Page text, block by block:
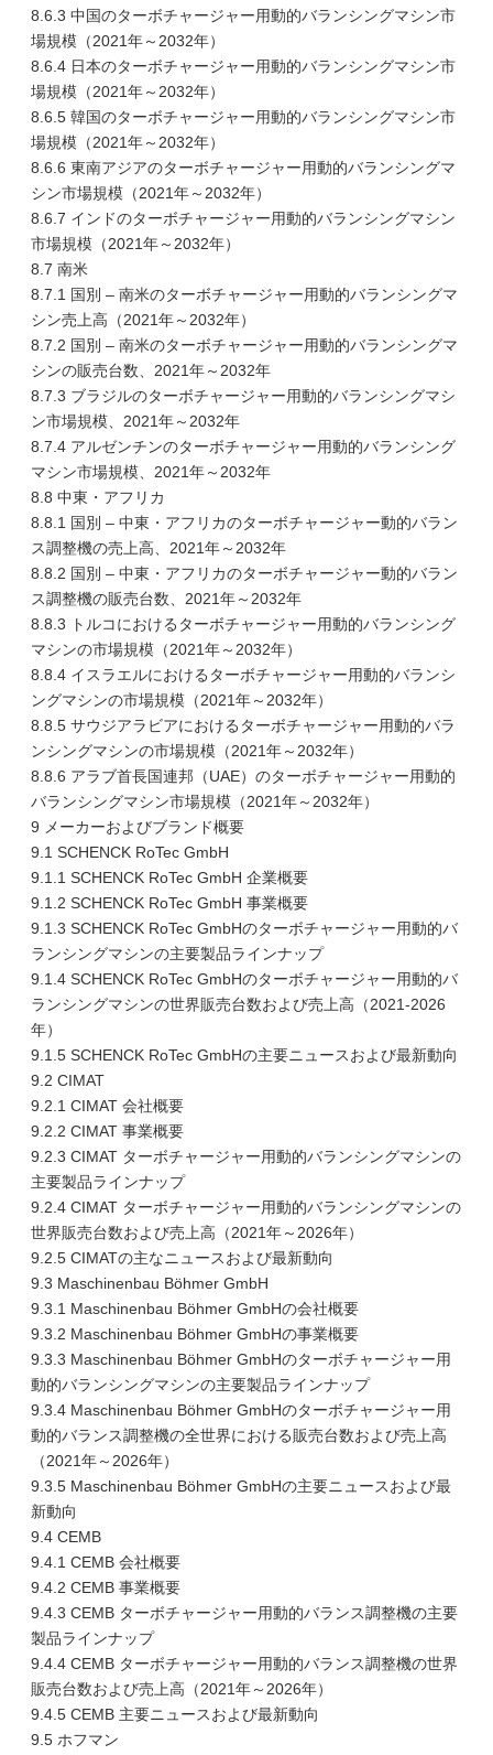
8.6.3 中国のターボチャージャー用動的バランシングマシン市
場規模（2021年～2032年）
8.6.4 日本のターボチャージャー用動的バランシングマシン市
場規模（2021年～2032年）
8.6.5 韓国のターボチャージャー用動的バランシングマシン市
場規模（2021年～2032年）
8.6.6 東南アジアのターボチャージャー用動的バランシングマ
シン市場規模（2021年～2032年）
8.6.7 インドのターボチャージャー用動的バランシングマシン
市場規模（2021年～2032年）
8.7 南米
8.7.1 国別 – 南米のターボチャージャー用動的バランシングマ
シン売上高（2021年～2032年）
8.7.2 国別 – 南米のターボチャージャー用動的バランシングマ
シンの販売台数、2021年～2032年
8.7.3 ブラジルのターボチャージャー用動的バランシングマシ
ン市場規模、2021年～2032年
8.7.4 アルゼンチンのターボチャージャー用動的バランシング
マシン市場規模、2021年～2032年
8.8 中東・アフリカ
8.8.1 国別 – 中東・アフリカのターボチャージャー動的バラン
ス調整機の売上高、2021年～2032年
8.8.2 国別 – 中東・アフリカのターボチャージャー動的バラン
ス調整機の販売台数、2021年～2032年
8.8.3 トルコにおけるターボチャージャー用動的バランシング
マシンの市場規模（2021年～2032年）
8.8.4 イスラエルにおけるターボチャージャー用動的バランシ
ングマシンの市場規模（2021年～2032年）
8.8.5 サウジアラビアにおけるターボチャージャー用動的バラ
ンシングマシンの市場規模（2021年～2032年）
8.8.6 アラブ首長国連邦（UAE）のターボチャージャー用動的
バランシングマシン市場規模（2021年～2032年）
9 メーカーおよびブランド概要
9.1 SCHENCK RoTec GmbH
9.1.1 SCHENCK RoTec GmbH 企業概要
9.1.2 SCHENCK RoTec GmbH 事業概要
9.1.3 SCHENCK RoTec GmbHのターボチャージャー用動的バ
ランシングマシンの主要製品ラインナップ
9.1.4 SCHENCK RoTec GmbHのターボチャージャー用動的バ
ランシングマシンの世界販売台数および売上高（2021-2026
年）
9.1.5 SCHENCK RoTec GmbHの主要ニュースおよび最新動向
9.2 CIMAT
9.2.1 CIMAT 会社概要
9.2.2 CIMAT 事業概要
9.2.3 CIMAT ターボチャージャー用動的バランシングマシンの
主要製品ラインナップ
9.2.4 CIMAT ターボチャージャー用動的バランシングマシンの
世界販売台数および売上高（2021年～2026年）
9.2.5 CIMATの主なニュースおよび最新動向
9.3 Maschinenbau Böhmer GmbH
9.3.1 Maschinenbau Böhmer GmbHの会社概要
9.3.2 Maschinenbau Böhmer GmbHの事業概要
9.3.3 Maschinenbau Böhmer GmbHのターボチャージャー用
動的バランシングマシンの主要製品ラインナップ
9.3.4 Maschinenbau Böhmer GmbHのターボチャージャー用
動的バランス調整機の全世界における販売台数および売上高
（2021年～2026年）
9.3.5 Maschinenbau Böhmer GmbHの主要ニュースおよび最
新動向
9.4 CEMB
9.4.1 CEMB 会社概要
9.4.2 CEMB 事業概要
9.4.3 CEMB ターボチャージャー用動的バランス調整機の主要
製品ラインナップ
9.4.4 CEMB ターボチャージャー用動的バランス調整機の世界
販売台数および売上高（2021年～2026年）
9.4.5 CEMB 主要ニュースおよび最新動向
9.5 ホフマン